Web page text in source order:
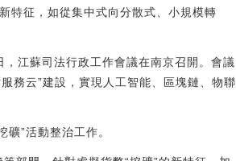
特征，如從集中式向分散式、小規模轉
江蘇司法行政工作會議在南京召開。會議
務云”建設，實現人工智能、區塊鏈、物聯
”活動整治工作。